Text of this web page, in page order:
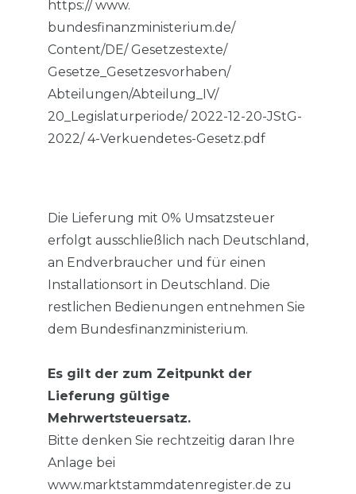
https:// www.
bundesfinanzministerium.de/
Content/DE/ Gesetzestexte/
Gesetze_Gesetzesvorhaben/
Abteilungen/Abteilung_IV/
20_Legislaturperiode/ 2022-12-20-JStG-
2022/ 4-Verkuendetes-Gesetz.pdf
Die Lieferung mit 0% Umsatzsteuer
erfolgt ausschließlich nach Deutschland,
an Endverbraucher und für einen
Installationsort in Deutschland. Die
restlichen Bedienungen entnehmen Sie
dem Bundesfinanzministerium.
Es gilt der zum Zeitpunkt der
Lieferung gültige
Mehrwertsteuersatz.
Bitte denken Sie rechtzeitig daran Ihre
Anlage bei
www.marktstammdatenregister.de zu